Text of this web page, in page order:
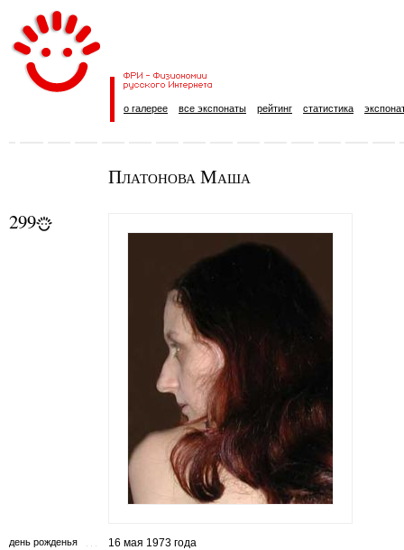
о галерее все экспонаты рейтинг статистика
Платонова Маша
299
день рожденья 16 мая 1973 года